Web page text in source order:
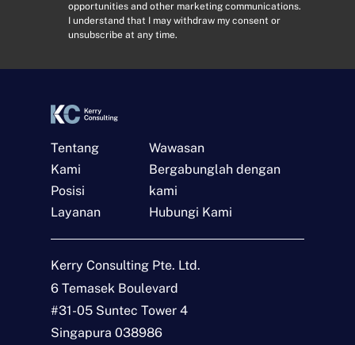
Hubungi
a
m
*m
a
*
opportunities and other marketing communications.
I understand that I may withdraw my consent or
unsubscribe at any time.
Tentang
Kami
Posisi
Layanan
Wawasan
Bergabunglah dengan
kami
Hubungi Kami
Kerry Consulting Pte. Ltd.
6 Temasek Boulevard
#31-05 Suntec Tower 4
Singapura 038986